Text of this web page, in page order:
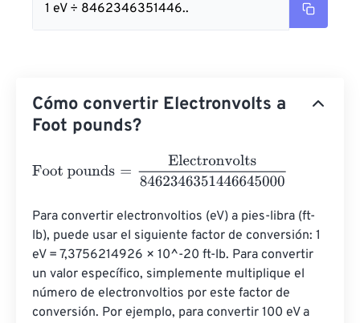
1 eV ÷ 8462346351446..
Cómo convertir Electronvolts a
Foot pounds?
Foot pounds = Electronvolts8462346351446645000
Para convertir electronvoltios (eV) a pies-libra (ft-
lb), puede usar el siguiente factor de conversión: 1
eV = 7,3756214926 × 10^-20 ft-lb. Para convertir
un valor específico, simplemente multiplique el
número de electronvoltios por este factor de
conversión. Por ejemplo, para convertir 100 eV a